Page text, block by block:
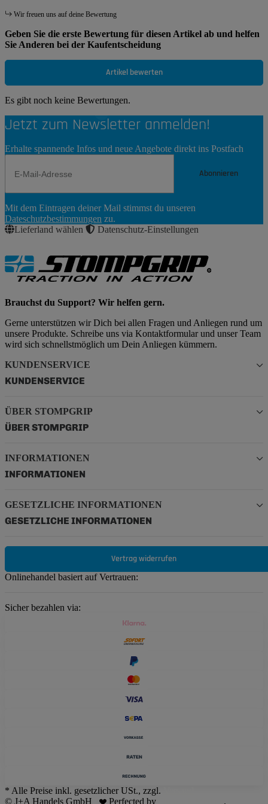
Wir freuen uns auf deine Bewertung
Geben Sie die erste Bewertung für diesen Artikel ab und helfen
Sie Anderen bei der Kaufentscheidung
Artikel bewerten
Es gibt noch keine Bewertungen.
Jetzt zum Newsletter anmelden!
Erhalte spannende Infos und neue Angebote direkt ins Postfach
Abonnieren
Abonnieren
Mit dem Eintragen deiner Mail stimmst du unseren
Dateschutzbestimmungen zu.
Lieferland wählen
Datenschutz-Einstellungen
Brauchst du Support? Wir helfen gern.
Gerne unterstützen wir Dich bei allen Fragen und Anliegen rund um
unsere Produkte. Schreibe uns via Kontaktformular und unser Team
wird sich schnellstmöglich um Dein Anliegen kümmern.
KUNDENSERVICE
KUNDENSERVICE
ÜBER STOMPGRIP
ÜBER STOMPGRIP
INFORMATIONEN
INFORMATIONEN
GESETZLICHE INFORMATIONEN
GESETZLICHE INFORMATIONEN
Vertrag widerrufen
Onlinehandel basiert auf Vertrauen:
Sicher bezahlen via:
* Alle Preise inkl. gesetzlicher USt., zzgl.
© J+A Handels GmbH
Perfected by .